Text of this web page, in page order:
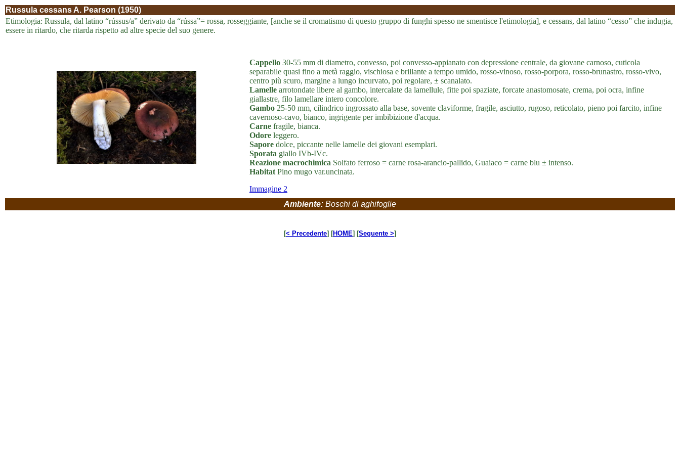
Russula cessans A. Pearson (1950)
Etimologia: Russula, dal latino “rússus/a” derivato da “rússa”= rossa, rosseggiante, [anche se il cromatismo di questo gruppo di funghi spesso ne smentisce l'etimologia], e cessans, dal latino “cesso” che indugia,
essere in ritardo, che ritarda rispetto ad altre specie del suo genere.
Cappello 30-55 mm di diametro, convesso, poi convesso-appianato con depressione centrale, da giovane carnoso, cuticola
separabile quasi fino a metà raggio, vischiosa e brillante a tempo umido, rosso-vinoso, rosso-porpora, rosso-brunastro, rosso-vivo,
centro più scuro, margine a lungo incurvato, poi regolare, ± scanalato.
Lamelle arrotondate libere al gambo, intercalate da lamellule, fitte poi spaziate, forcate anastomosate, crema, poi ocra, infine
giallastre, filo lamellare intero concolore.
Gambo 25-50 mm, cilindrico ingrossato alla base, sovente claviforme, fragile, asciutto, rugoso, reticolato, pieno poi farcito, infine
cavernoso-cavo, bianco, ingrigente per imbibizione d'acqua.
Carne fragile, bianca.
Odore leggero.
Sapore dolce, piccante nelle lamelle dei giovani esemplari.
Sporata giallo IVb-IVc.
Reazione macrochimica Solfato ferroso = carne rosa-arancio-pallido, Guaiaco = carne blu ± intenso.
Habitat Pino mugo var.uncinata.
Immagine 2
Ambiente: Boschi di aghifoglie
[< Precedente] [HOME] [Seguente >]